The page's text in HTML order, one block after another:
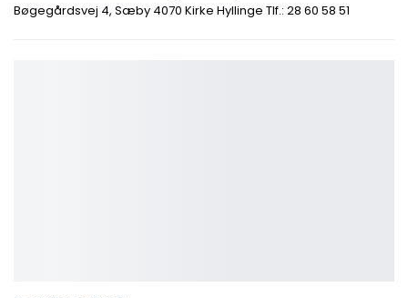
Bøgegårdsvej 4, Sæby 4070 Kirke Hyllinge Tlf.: 28 60 58 51